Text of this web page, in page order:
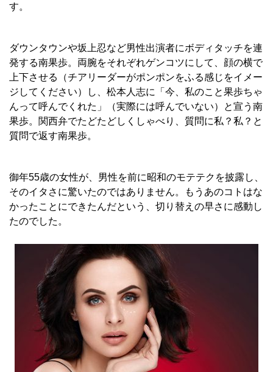
す。
ダウンタウンや坂上忍など男性出演者にボディタッチを連
発する南果歩。両腕をそれぞれゲンコツにして、顔の横で
上下させる（チアリーダーがポンポンをふる感じをイメー
ジしてください）し、松本人志に「今、私のこと果歩ちゃ
んって呼んでくれた」（実際には呼んでいない）と宣う南
果歩。関西弁でたどたどしくしゃべり、質問に私？私？と
質問で返す南果歩。
御年55歳の女性が、男性を前に昭和のモテテクを披露し、
そのイタさに驚いたのではありません。もうあのコトはな
かったことにできたんだという、切り替えの早さに感動し
たのでした。